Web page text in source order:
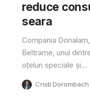
reduce
seara
Compania
Beltrame, unul
oțeluri speciale și...
Cristi Dorombach